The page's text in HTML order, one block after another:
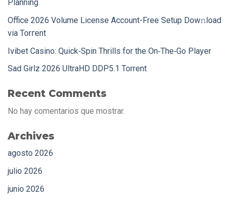
Planning
Office 2026 Volume License Account-Free Setup Dow𝚗load
via Torгent
Ivibet Casino: Quick‑Spin Thrills for the On‑The‑Go Player
Sad Girlz 2026 UltraHD DDP5.1 Torrent
Recent Comments
No hay comentarios que mostrar.
Archives
agosto 2026
julio 2026
junio 2026